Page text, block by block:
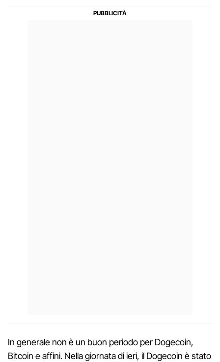
In generale non è un buon periodo per Dogecoin,
Bitcoin e affini. Nella giornata di ieri, il Dogecoin è stato